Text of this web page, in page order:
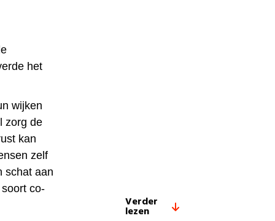
het
wijken
zorg de
kan
zelf
schat aan
co-
Verder
lezen